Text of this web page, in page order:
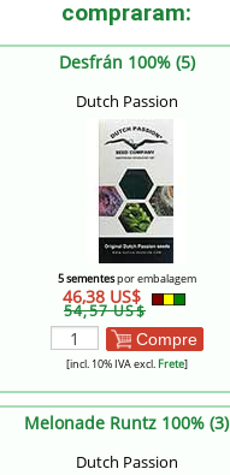
compraram:
Desfrán 100% (5)
Dutch Passion
5 sementespor embalagem
46,38 US$
54,57 US$
Compre
[incl. 10% IVA excl.Frete]
Melonade Runtz 100% (3)
Dutch Passion